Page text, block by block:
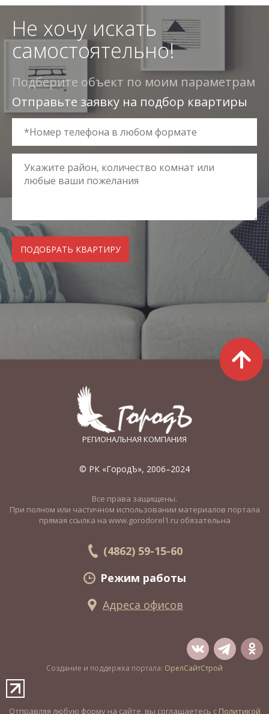
Не хочу искать
самостоятельно!
Подберите объект по моим параметрам
Отправьте заявку на подбор квартиры
РЕГИОНАЛЬНАЯ КОМПАНИЯ
© РК «ГородЪ», 2006–2024
Все права защищены.
При полном или частичном использовании материалов портала
прямая ссылка на www.gorodorel1.ru обязательна
(4862) 59-15-60
Режим работы
Адреса офисов
Создание и поддержка портала: ОрелСайтСтрой
Отправляя любую форму на сайте, вы соглашаетесь с Политикой